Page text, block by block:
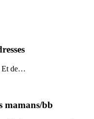
Et de…
mamans/bb